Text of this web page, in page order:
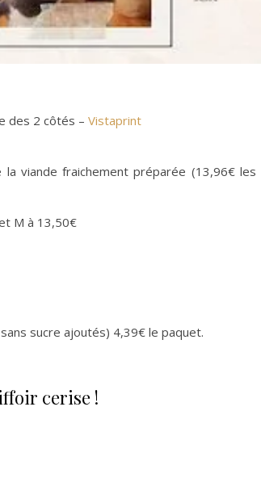
des 2 côtés – Vistaprint
la viande fraichement préparée (13,96€ les
M à 13,50€
sucre ajoutés) 4,39€ le paquet.
cerise !